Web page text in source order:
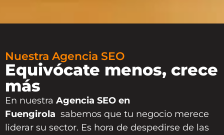
Nuestra Agencia SEO
Equivócate menos, crece
más
En nuestra Agencia SEO en
Fuengirola sabemos que tu negocio merece
liderar su sector. Es hora de despedirse de las